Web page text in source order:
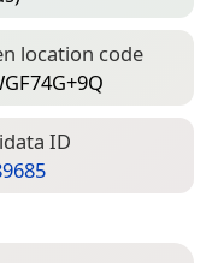
location code
ID